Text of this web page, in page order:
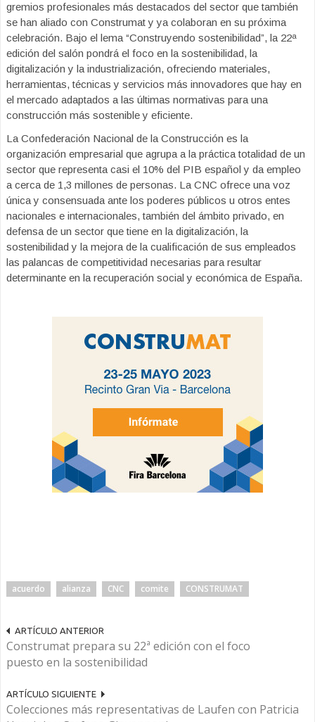
gremios profesionales más destacados del sector que también
se han aliado con Construmat y ya colaboran en su próxima
celebración. Bajo el lema “Construyendo sostenibilidad”, la 22ª
edición del salón pondrá el foco en la sostenibilidad, la
digitalización y la industrialización, ofreciendo materiales,
herramientas, técnicas y servicios más innovadores que hay en
el mercado adaptados a las últimas normativas para una
construcción más sostenible y eficiente.
La Confederación Nacional de la Construcción es la
organización empresarial que agrupa a la práctica totalidad de un
sector que representa casi el 10% del PIB español y da empleo
a cerca de 1,3 millones de personas. La CNC ofrece una voz
única y consensuada ante los poderes públicos u otros entes
nacionales e internacionales, también del ámbito privado, en
defensa de un sector que tiene en la digitalización, la
sostenibilidad y la mejora de la cualificación de sus empleados
las palancas de competitividad necesarias para resultar
determinante en la recuperación social y económica de España.
acuerdo alianza CNC comite CONSTRUMAT
ARTÍCULO ANTERIOR
Construmat prepara su 22ª edición con el foco
puesto en la sostenibilidad
ARTÍCULO SIGUIENTE
Colecciones más representativas de Laufen con Patricia